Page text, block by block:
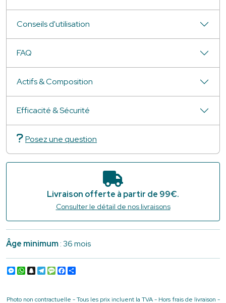
Conseils d'utilisation
FAQ
Actifs & Composition
Efficacité & Sécurité
Posez une question
Livraison offerte à partir de 99€.
Consulter le détail de nos livraisons
Âge minimum: 36 mois
Messenger
WhatsApp
Snapchat
Telegram
Message
Facebook
Photo non contractuelle - Tous les prix incluent la TVA - Hors frais de livraison -